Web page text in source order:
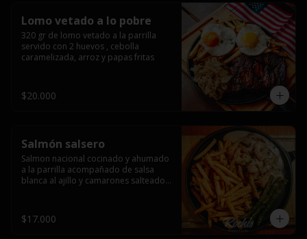
Lomo vetado a lo pobre
320 gr de lomo vetado a la parrilla
servido con 2 huevos , cebolla
caramelizada, arroz y papas fritas
$20.000
Salmón salsero
Salmon nacional cocinado y ahumado
a la parrilla acompañado de salsa
blanca al ajillo y camarones salteados,
$17.000